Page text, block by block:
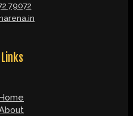
79072
Home